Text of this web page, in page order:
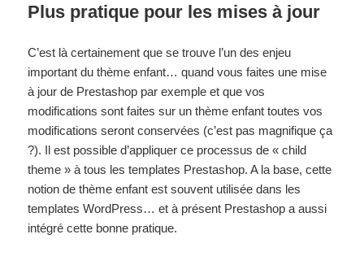
Plus pratique pour les mises à jour
C’est là certainement que se trouve l’un des enjeu
important du thème enfant… quand vous faites une mise
à jour de Prestashop par exemple et que vos
modifications sont faites sur un thème enfant toutes vos
modifications seront conservées (c’est pas magnifique ça
?). Il est possible d’appliquer ce processus de « child
theme » à tous les templates Prestashop. A la base, cette
notion de thème enfant est souvent utilisée dans les
templates WordPress… et à présent Prestashop a aussi
intégré cette bonne pratique.